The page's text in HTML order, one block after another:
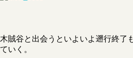
木賊谷と出会うといよいよ遡行終了
ていく。